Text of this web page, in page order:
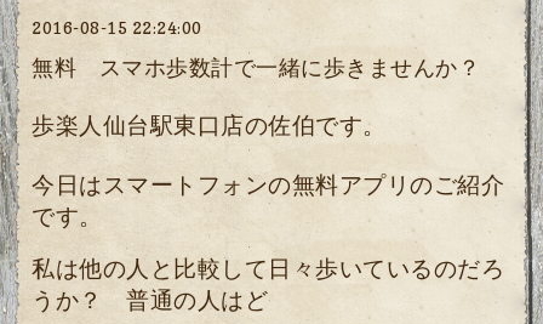
2016-08-15 22:24:00
無料 スマホ歩数計で一緒に歩きませんか？
歩楽人仙台駅東口店の佐伯です。
今日はスマートフォンの無料アプリのご紹介
です。
私は他の人と比較して日々歩いているのだろ
うか？ 普通の人はど